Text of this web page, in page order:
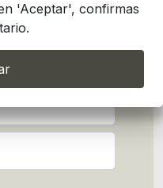
'Aceptar', confirmas